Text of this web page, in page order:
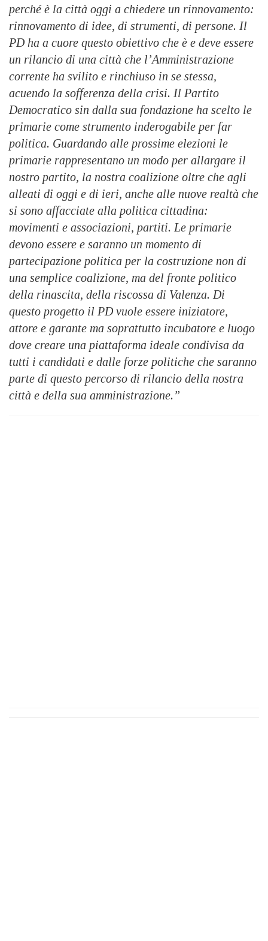
perché è la città oggi a chiedere un rinnovamento:
rinnovamento di idee, di strumenti, di persone. Il
PD ha a cuore questo obiettivo che è e deve essere
un rilancio di una città che l’Amministrazione
corrente ha svilito e rinchiuso in se stessa,
acuendo la sofferenza della crisi. Il Partito
Democratico sin dalla sua fondazione ha scelto le
primarie come strumento inderogabile per far
politica. Guardando alle prossime elezioni le
primarie rappresentano un modo per allargare il
nostro partito, la nostra coalizione oltre che agli
alleati di oggi e di ieri, anche alle nuove realtà che
si sono affacciate alla politica cittadina:
movimenti e associazioni, partiti. Le primarie
devono essere e saranno un momento di
partecipazione politica per la costruzione non di
una semplice coalizione, ma del fronte politico
della rinascita, della riscossa di Valenza. Di
questo progetto il PD vuole essere iniziatore,
attore e garante ma soprattutto incubatore e luogo
dove creare una piattaforma ideale condivisa da
tutti i candidati e dalle forze politiche che saranno
parte di questo percorso di rilancio della nostra
città e della sua amministrazione.”